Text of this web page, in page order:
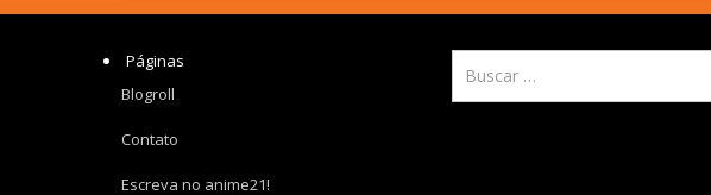
Páginas
Blogroll
Contato
Escreva no anime21!